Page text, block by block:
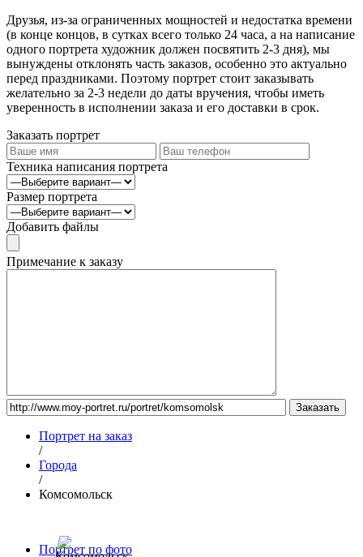
Друзья, из-за ограниченных мощностей и недостатка времени
(в конце концов, в сутках всего только 24 часа, а на написание
одного портрета художник должен посвятить 2-3 дня), мы
вынуждены отклонять часть заказов, особенно это актуально
перед праздниками. Поэтому портрет стоит заказывать
желательно за 2-3 недели до даты вручения, чтобы иметь
уверенность в исполнении заказа и его доставки в срок.
Заказать портрет
Техника написания портрета
Размер портрета
Добавить файлы
Примечание к заказу
Портрет на заказ
/
Города
/
Комсомольск
Портрет по фото